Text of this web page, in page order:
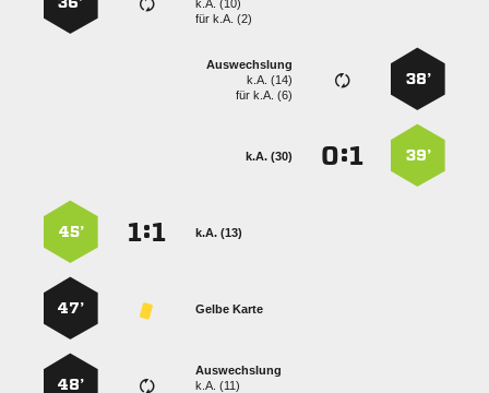
k.A. (10)
fürk.A. (2)
38’
Auswechslung
k.A. (14)
fürk.A. (6)
39’
:
k.A. (30)
k.A. (13)
:
45’
Gelbe Karte
47’
Auswechslung
k.A. (11)
48’